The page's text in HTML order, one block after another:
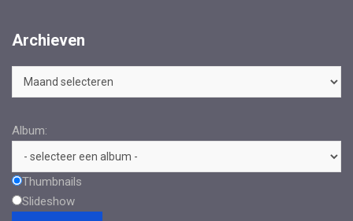
Archieven
Archieven
Album:
Thumbnails
Slideshow